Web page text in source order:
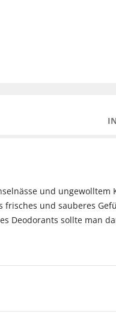
und
und sauberes
Deodorants sollte man